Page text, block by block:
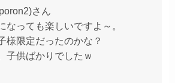
さん
なっても楽しいですよ～。
様限定だったのかな？
子供ばかりでしたｗ